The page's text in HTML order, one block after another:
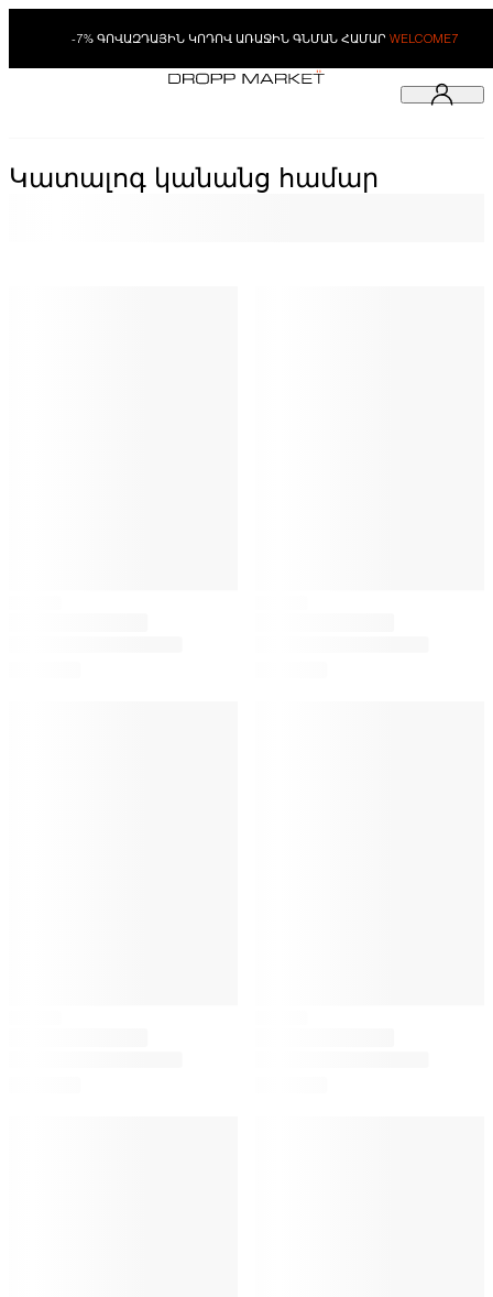
-7% ԳՈՎԱԶԴԱՅԻՆ ԿՈԴՈՎ ԱՌԱՋԻՆ ԳՆՄԱՆ ՀԱՄԱՐ WELCOME7
Կատալոգ կանանց համար